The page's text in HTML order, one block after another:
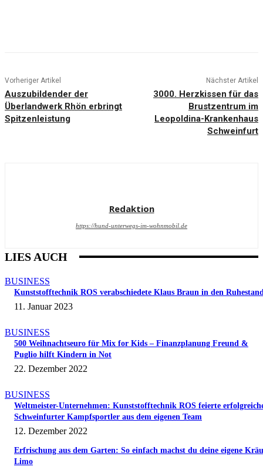
Vorheriger Artikel
Auszubildender der
Überlandwerk Rhön erbringt
Spitzenleistung
Nächster Artikel
3000. Herzkissen für das
Brustzentrum im
Leopoldina-Krankenhaus
Schweinfurt
Redaktion
https://hund-unterwegs-im-wohnmobil.de
LIES AUCH
BUSINESS
Kunststofftechnik ROS verabschiedete Klaus Braun in den
11. Januar 2023
BUSINESS
500 Weihnachtseuro für Mix for Kids – Finanzplanung Freund &
Puglio hilft Kindern in Not
22. Dezember 2022
BUSINESS
Weltmeister-Unternehmen: Kunststofftechnik ROS feierte
Schweinfurter Kampfsportler aus dem eigenen Team
12. Dezember 2022
Erfrischung aus dem Garten: So einfach machst du deine eigene
Limo